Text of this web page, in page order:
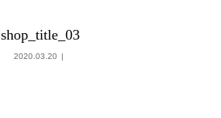
shop_title_03
2020.03.20